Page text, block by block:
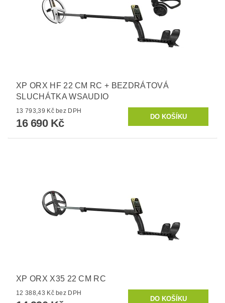
XP ORX HF 22 CM RC + BEZDRÁTOVÁ
SLUCHÁTKA WSAUDIO
13 793,39 Kč bez DPH
16 690 Kč
XP ORX X35 22 CM RC
12 388,43 Kč bez DPH